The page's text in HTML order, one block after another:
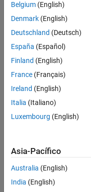
Belgium (English)
Denmark (English)
Deutschland (Deutsch)
España (Español)
Finland (English)
France (Français)
Ireland (English)
Italia (Italiano)
Luxembourg (English)
Asia-Pacífico
Australia (English)
India (English)
Centro de confianza
Política de privacidad
Información de contacto
© 1994-2026 The